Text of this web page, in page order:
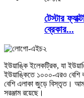
টেস্টার
ব্রেকার...
ইউয়াঙ্কি ইলেকট্রিক, যা
ইউয়াঙ্কিতে ১০০০-এরও বেশি
বেশি এলাকা জুড়ে বিস্তৃত।
সরঞ্জাম রয়েছে।